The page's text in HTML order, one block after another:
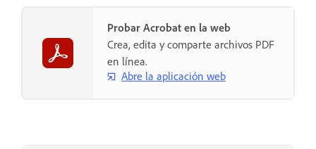
Probar Acrobat en la web
Crea, edita y comparte archivos PDF
en línea.
Abre la aplicación web